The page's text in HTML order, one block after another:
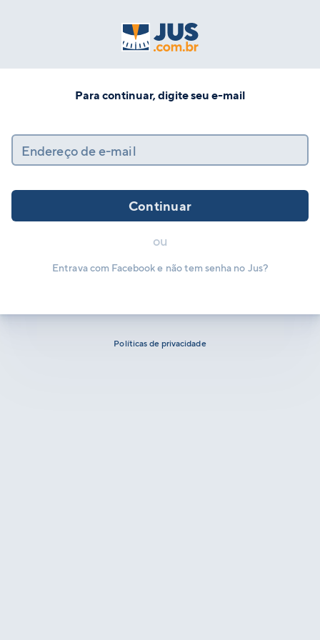
Para continuar, digite seu e-mail
Endereço de e-mail
Continuar
ou
Entrava com Facebook e não tem senha no Jus?
Políticas de privacidade